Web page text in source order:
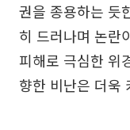
권을 종용하는 듯
히 드러나며 논란
피해로 극심한 위
향한 비난은 더욱